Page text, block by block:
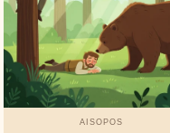
Rymd
Sport
Fordon
Prinsessor
Fakta
KÄNSLOR
&
Asbjørnsen
och Moe
Beatrix
Potter
AISOPOS